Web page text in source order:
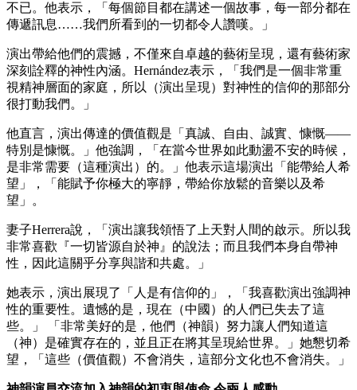
不已。他表示，「每個節目都在講述一個故事，每一部分都在
傳遞訊息……我們所看到的一切都令人讚嘆。」
演出帶給他們的震撼，不僅來自卓越的藝術呈現，還有藝術家
深刻詮釋的神性內涵。Hernández表示，「我們是一個非常重
視精神層面的家庭，所以（演出呈現）對神性的信仰的那部分
很打動我們。」
他直言，演出傳達的價值觀是「真誠、自由、誠實、慷慨——
特別是慷慨。」他強調，「在當今世界如此動盪不安的時候，
是非常需要（這種演出）的。」他表示這場演出「能帶給人希
望」，「能賦予你極大的寧靜，帶給你放鬆的音樂以及希
望」。
妻子Herrera說，「演出讓我領悟了上天對人間的啟示。所以我
非常喜歡『一切皆源自於神』的說法；而且我們本身自帶神
性，因此這關乎分享與諧和共處。」
她表示，演出展現了「人是有信仰的」，「我喜歡演出強調神
性的重要性。遺憾的是，現在（中國）的人們已失去了這
些。」 「非常美好的是，他們（神韻）努力讓人們知道這
（神）是確實存在的，並且正在將其呈現給世界。」她懇切希
望，「這些（價值觀）不會消失，這部分文化也不會消失。」